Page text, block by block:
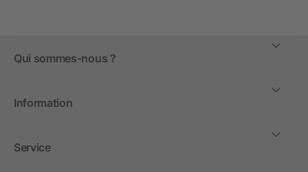
Qui sommes-nous ?
Information
Service